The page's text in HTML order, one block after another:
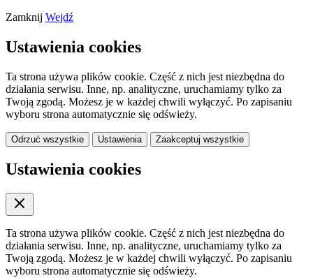
Zamknij Wejdź
Ustawienia cookies
Ta strona używa plików cookie. Część z nich jest niezbędna do
działania serwisu. Inne, np. analityczne, uruchamiamy tylko za
Twoją zgodą. Możesz je w każdej chwili wyłączyć. Po zapisaniu
wyboru strona automatycznie się odświeży.
Odrzuć wszystkie Ustawienia Zaakceptuj wszystkie
Ustawienia cookies
Ta strona używa plików cookie. Część z nich jest niezbędna do
działania serwisu. Inne, np. analityczne, uruchamiamy tylko za
Twoją zgodą. Możesz je w każdej chwili wyłączyć. Po zapisaniu
wyboru strona automatycznie się odświeży.